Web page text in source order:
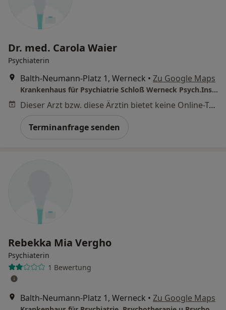
Dr. med. Carola Waier
Psychiaterin
Balth-Neumann-Platz 1, Werneck • Zu Google Maps
Krankenhaus für Psychiatrie Schloß Werneck Psych.Institutsambulanz (PIA)
Dieser Arzt bzw. diese Ärztin bietet keine Online-Terminbuchung an diesem Standort an.
Terminanfrage senden
Rebekka Mia Vergho
Psychiaterin
1 Bewertung
Balth-Neumann-Platz 1, Werneck • Zu Google Maps